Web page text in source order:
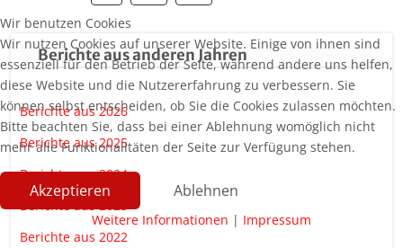
Berichte aus anderen Jahren
Berichte aus 2026
Berichte aus 2025
Berichte aus 2024
Berichte aus 2023
Berichte aus 2022
Wir benutzen Cookies
Wir nutzen Cookies auf unserer Website. Einige von ihnen sind
essenziell für den Betrieb der Seite, während andere uns helfen,
diese Website und die Nutzererfahrung zu verbessern. Sie
können selbst entscheiden, ob Sie die Cookies zulassen möchten.
Bitte beachten Sie, dass bei einer Ablehnung womöglich nicht
mehr alle Funktionalitäten der Seite zur Verfügung stehen.
Akzeptieren Ablehnen
Weitere Informationen | Impressum